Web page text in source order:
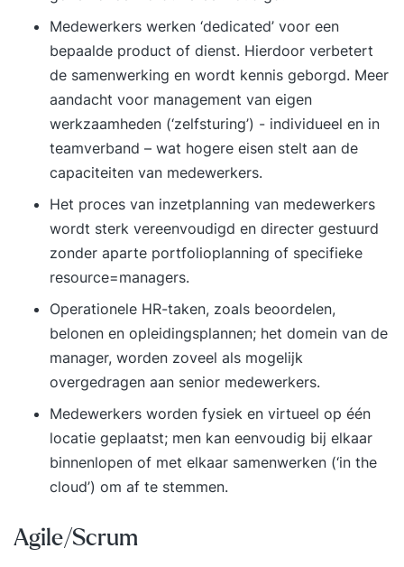
zelf kunt gebruiken, het boek 'Lean Six Sigma'
van Noordhoff Uitgevers, dat geschreven is door
onze hoofdtrainer en wordt gebruikt in het hoger
onderwijs. Verder krijg je een voucher voor het
internationale examen.
Medewerkers werken ‘dedicated’ voor een
bepaalde product of dienst. Hierdoor verbetert
de samenwerking en wordt kennis geborgd. Meer
aandacht voor management van eigen
werkzaamheden (‘zelfsturing’) - individueel en in
teamverband – wat hogere eisen stelt aan de
capaciteiten van medewerkers.
Het proces van inzetplanning van medewerkers
wordt sterk vereenvoudigd en directer gestuurd
zonder aparte portfolioplanning of specifieke
resource=managers.
Operationele HR-taken, zoals beoordelen,
belonen en opleidingsplannen; het domein van de
manager, worden zoveel als mogelijk
overgedragen aan senior medewerkers.
Medewerkers worden fysiek en virtueel op één
locatie geplaatst; men kan eenvoudig bij elkaar
binnenlopen of met elkaar samenwerken (‘in the
cloud’) om af te stemmen.
Agile/Scrum